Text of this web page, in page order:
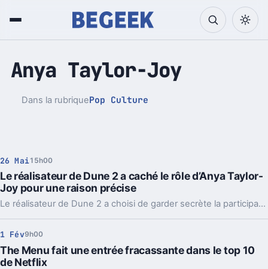
Anya Taylor-Joy
Dans la rubriquePop Culture
26 Mai15h00
Le réalisateur de Dune 2 a caché le rôle d’Anya Taylor-
Joy pour une raison précise
Le réalisateur de Dune 2 a choisi de garder secrète la participation d’Anya Taylor-Joy au casting du film. Cette décision, motivée par une raison précise, a permis de préserver la surprise et l’impact de sa révélation au public.
1 Fév9h00
The Menu fait une entrée fracassante dans le top 10
de Netflix